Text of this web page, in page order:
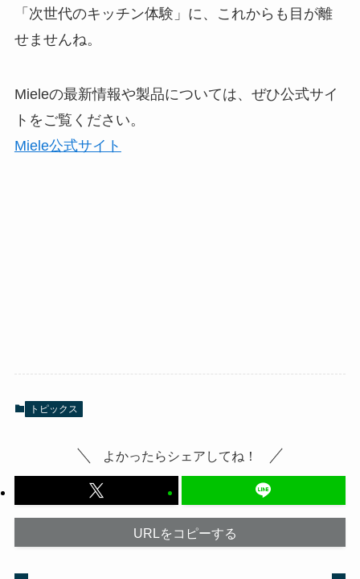
「次世代のキッチン体験」に、これからも目が離
せませんね。
Mieleの最新情報や製品については、ぜひ公式サイ
トをご覧ください。
Miele公式サイト
トピックス
よかったらシェアしてね！
URLをコピーする